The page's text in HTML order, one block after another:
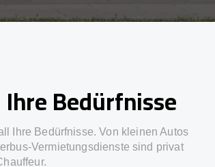
Bedürfnisse
Ihre Bedürfnisse. Von kleinen Autos
Vermietungsdienste sind privat